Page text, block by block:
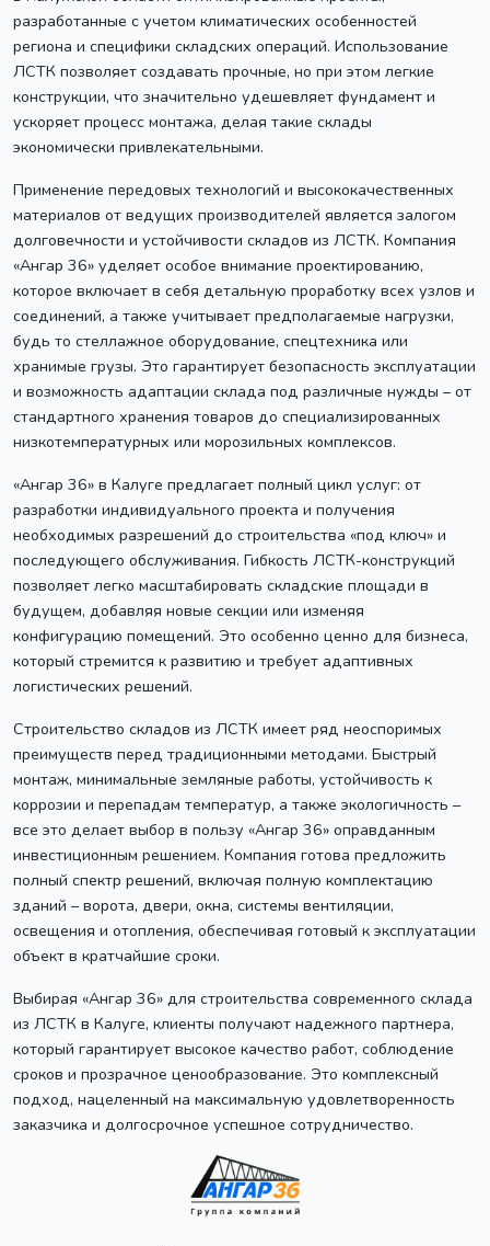
разработанные с учетом климатических особенностей
региона и специфики складских операций. Использование
ЛСТК позволяет создавать прочные, но при этом легкие
конструкции, что значительно удешевляет фундамент и
ускоряет процесс монтажа, делая такие склады
экономически привлекательными.
Применение передовых технологий и высококачественных
материалов от ведущих производителей является залогом
долговечности и устойчивости складов из ЛСТК. Компания
«Ангар 36» уделяет особое внимание проектированию,
которое включает в себя детальную проработку всех узлов и
соединений, а также учитывает предполагаемые нагрузки,
будь то стеллажное оборудование, спецтехника или
хранимые грузы. Это гарантирует безопасность эксплуатации
и возможность адаптации склада под различные нужды – от
стандартного хранения товаров до специализированных
низкотемпературных или морозильных комплексов.
«Ангар 36» в Калуге предлагает полный цикл услуг: от
разработки индивидуального проекта и получения
необходимых разрешений до строительства «под ключ» и
последующего обслуживания. Гибкость ЛСТК-конструкций
позволяет легко масштабировать складские площади в
будущем, добавляя новые секции или изменяя
конфигурацию помещений. Это особенно ценно для бизнеса,
который стремится к развитию и требует адаптивных
логистических решений.
Строительство складов из ЛСТК имеет ряд неоспоримых
преимуществ перед традиционными методами. Быстрый
монтаж, минимальные земляные работы, устойчивость к
коррозии и перепадам температур, а также экологичность –
все это делает выбор в пользу «Ангар 36» оправданным
инвестиционным решением. Компания готова предложить
полный спектр решений, включая полную комплектацию
зданий – ворота, двери, окна, системы вентиляции,
освещения и отопления, обеспечивая готовый к эксплуатации
объект в кратчайшие сроки.
Выбирая «Ангар 36» для строительства современного склада
из ЛСТК в Калуге, клиенты получают надежного партнера,
который гарантирует высокое качество работ, соблюдение
сроков и прозрачное ценообразование. Это комплексный
подход, нацеленный на максимальную удовлетворенность
заказчика и долгосрочное успешное сотрудничество.